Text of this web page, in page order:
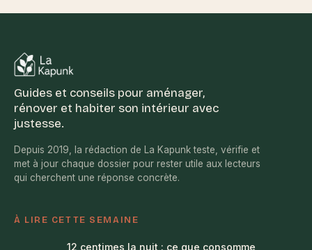
mesure
Guides et conseils pour aménager,
rénover et habiter son intérieur avec
justesse.
Depuis 2019, la rédaction de La Kapunk teste, vérifie et
met à jour chaque dossier pour rester utile aux lecteurs
qui cherchent une réponse concrète.
À LIRE CETTE SEMAINE
12 centimes la nuit : ce que consomme